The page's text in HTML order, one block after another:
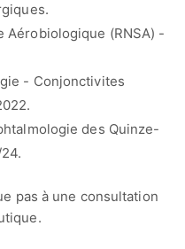
Aérobiologique (RNSA) -
- Conjonctivites
des Quinze-
pas à une consultation